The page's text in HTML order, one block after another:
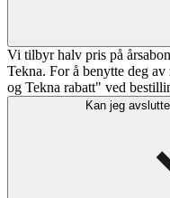
Vi tilbyr halv pris på
Tekna. For å benytte deg
og Tekna rabatt" ved
Kan jeg